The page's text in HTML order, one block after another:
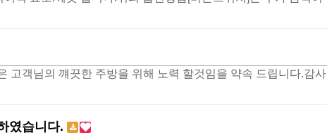
고객님의 꺠끗한 주방을 위해 노력 할것임을 약속 드립니다.감사
였습니다.